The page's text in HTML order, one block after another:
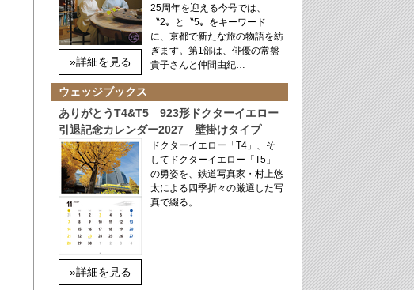
»詳細を見る
25周年を迎える今号では、
〝2〟と〝5〟をキーワード
に、京都で新たな旅の物語を紡
ぎます。第1部は、俳優の常盤
貴子さんと仲間由紀…
ウェッジブックス
ありがとうT4&T5 923形ドクターイエロー
引退記念カレンダー2027 壁掛けタイプ
»詳細を見る
ドクターイエロー「T4」、そ
してドクターイエロー「T5」
の勇姿を、鉄道写真家・村上悠
太による四季折々の厳選した写
真で綴る。